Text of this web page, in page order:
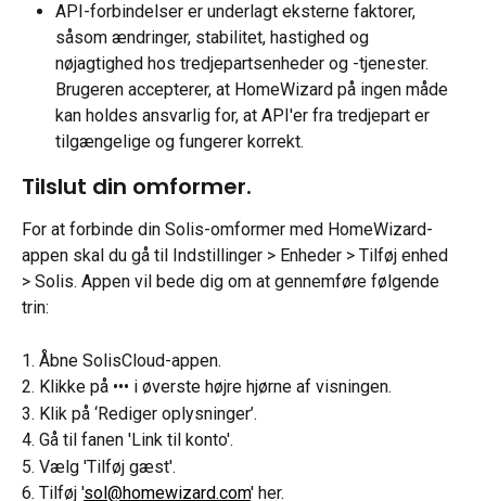
API-forbindelser er underlagt eksterne faktorer,
såsom ændringer, stabilitet, hastighed og
nøjagtighed hos tredjepartsenheder og -tjenester.
Brugeren accepterer, at HomeWizard på ingen måde
kan holdes ansvarlig for, at API'er fra tredjepart er
tilgængelige og fungerer korrekt.
Tilslut din omformer.
For at forbinde din Solis-omformer med HomeWizard-
appen skal du gå til Indstillinger > Enheder > Tilføj enhed
> Solis. Appen vil bede dig om at gennemføre følgende
trin:
1. Åbne SolisCloud-appen.
2. Klikke på ••• i øverste højre hjørne af visningen.
3. Klik på ‘Rediger oplysninger’.
4. Gå til fanen 'Link til konto'.
5. Vælg 'Tilføj gæst'.
6. Tilføj 'sol@homewizard.com' her.